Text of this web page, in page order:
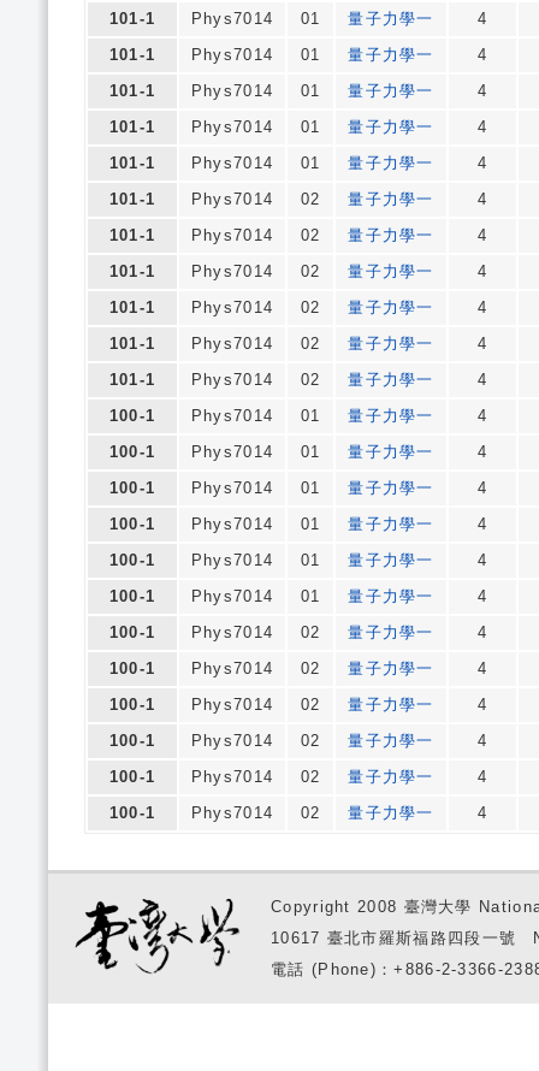
101-1
Phys7014 01 量子力學一
4
101-1
Phys7014 01 量子力學一
4
101-1
Phys7014 01 量子力學一
4
101-1
Phys7014 01 量子力學一
4
101-1
Phys7014 01 量子力學一
4
101-1
Phys7014 02 量子力學一
4
101-1
Phys7014 02 量子力學一
4
101-1
Phys7014 02 量子力學一
4
101-1
Phys7014 02 量子力學一
4
101-1
Phys7014 02 量子力學一
4
101-1
Phys7014 02 量子力學一
4
100-1
Phys7014 01 量子力學一
4
100-1
Phys7014 01 量子力學一
4
100-1
Phys7014 01 量子力學一
4
100-1
Phys7014 01 量子力學一
4
100-1
Phys7014 01 量子力學一
4
100-1
Phys7014 01 量子力學一
4
100-1
Phys7014 02 量子力學一
4
100-1
Phys7014 02 量子力學一
4
100-1
Phys7014 02 量子力學一
4
100-1
Phys7014 02 量子力學一
4
100-1
Phys7014 02 量子力學一
4
100-1
Phys7014 02 量子力學一 4
Copyright 2008 臺灣大學
10617 臺北市羅斯福路四段一
電話 (Phone)：+886-2-3366-